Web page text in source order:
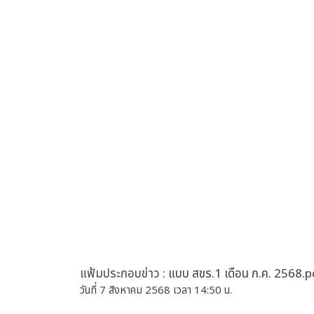
แฟ้มประกอบข่าว : แบบ สขร.1 เดือน ก.ค.
วันที่ 7 สิงหาคม 2568 เวลา 14:50 น.